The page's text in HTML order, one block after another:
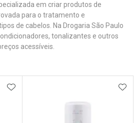
em criar produtos de
para o tratamento e
de cabelos. Na Drogaria São Paulo
tonalizantes e outros
acessíveis.
ADICIONAR AOS FAVORITOS